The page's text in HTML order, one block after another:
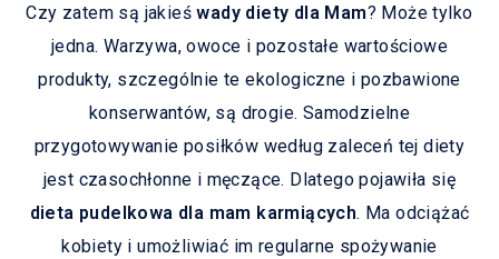
Czy zatem są jakieśwady diety dla Mam? Może tylko
jedna. Warzywa, owoce i pozostałe wartościowe
produkty, szczególnie te ekologiczne i pozbawione
konserwantów, są drogie. Samodzielne
przygotowywanie posiłków według zaleceń tej diety
jest czasochłonne i męczące. Dlatego pojawiła się
dieta pudelkowa dla mam karmiących. Ma odciążać
kobiety i umożliwiać im regularne spożywanie